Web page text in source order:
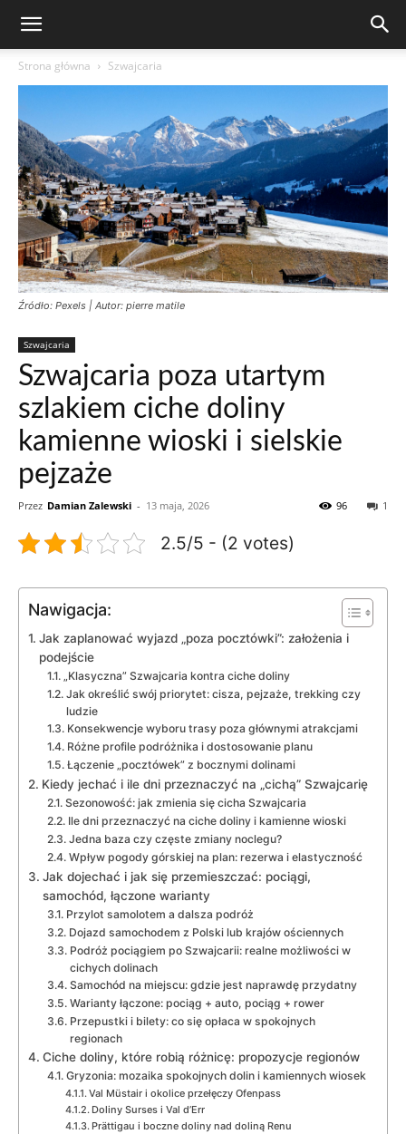
Strona główna Szwajcaria
Źródło: Pexels | Autor: pierre matile
Szwajcaria
Szwajcaria poza utartym
szlakiem ciche doliny
kamienne wioski i sielskie
pejzaże
Przez Damian Zalewski - 13 maja, 2026 1
96
2.5/5 - (2 votes)
Nawigacja:
Jak zaplanować wyjazd „poza pocztówki”: założenia i
podejście
„Klasyczna” Szwajcaria kontra ciche doliny
Jak określić swój priorytet: cisza, pejzaże, trekking czy
ludzie
Konsekwencje wyboru trasy poza głównymi atrakcjami
Różne profile podróżnika i dostosowanie planu
Łączenie „pocztówek” z bocznymi dolinami
Kiedy jechać i ile dni przeznaczyć na „cichą” Szwajcarię
Sezonowość: jak zmienia się cicha Szwajcaria
Ile dni przeznaczyć na ciche doliny i kamienne wioski
Jedna baza czy częste zmiany noclegu?
Wpływ pogody górskiej na plan: rezerwa i elastyczność
Jak dojechać i jak się przemieszczać: pociągi,
samochód, łączone warianty
Przylot samolotem a dalsza podróż
Dojazd samochodem z Polski lub krajów ościennych
Podróż pociągiem po Szwajcarii: realne możliwości w
cichych dolinach
Samochód na miejscu: gdzie jest naprawdę przydatny
Warianty łączone: pociąg + auto, pociąg + rower
Przepustki i bilety: co się opłaca w spokojnych
regionach
Ciche doliny, które robią różnicę: propozycje regionów
Gryzonia: mozaika spokojnych dolin i kamiennych wiosek
Val Müstair i okolice przełęczy Ofenpass
Doliny Surses i Val d’Err
Prättigau i boczne doliny nad doliną Renu